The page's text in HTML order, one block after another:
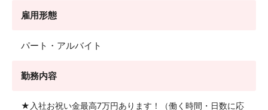
雇用形態
パート・アルバイト
勤務内容
★入社お祝い金最高7万円あります！（働く時間・日数に応